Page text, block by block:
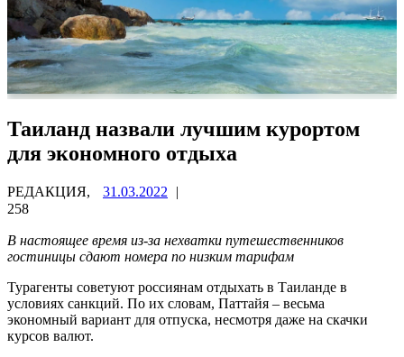
Таиланд назвали лучшим курортом
для экономного отдыха
РЕДАКЦИЯ, 31.03.2022
|
258
В настоящее время из-за нехватки путешественников
гостиницы сдают номера по низким тарифам
Турагенты советуют россиянам отдыхать в Таиланде в
условиях санкций. По их словам, Паттайя – весьма
экономный вариант для отпуска, несмотря даже на скачки
курсов валют.